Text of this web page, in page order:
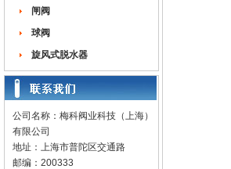
闸阀
球阀
旋风式脱水器
公司名称：梅科阀业科技（上海）
有限公司
地址：上海市普陀区交通路
邮编：200333